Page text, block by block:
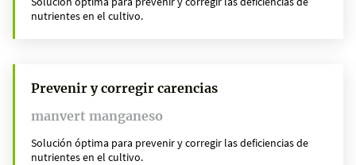
nutrientes en el cultivo.
Prevenir y corregir carencias
manvert manganeso
Solución óptima para prevenir y corregir las deficiencias de
nutrientes en el cultivo.